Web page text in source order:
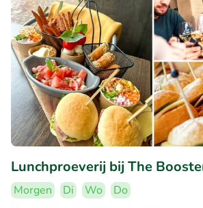
Lunchproeverij bij The
Morgen Di Wo
Do